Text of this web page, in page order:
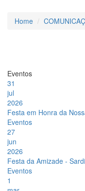
Home
Eventos
31
jul
2026
Festa em Honra da
Eventos
27
jun
2026
Festa da Amizade -
Eventos
1